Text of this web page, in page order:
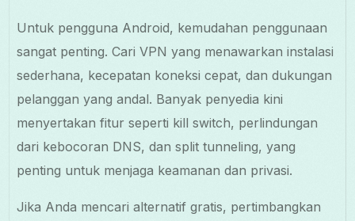
Untuk pengguna Android, kemudahan penggunaan
sangat penting. Cari VPN yang menawarkan instalasi
sederhana, kecepatan koneksi cepat, dan dukungan
pelanggan yang andal. Banyak penyedia kini
menyertakan fitur seperti kill switch, perlindungan
dari kebocoran DNS, dan split tunneling, yang
penting untuk menjaga keamanan dan privasi.
Jika Anda mencari alternatif gratis, pertimbangkan